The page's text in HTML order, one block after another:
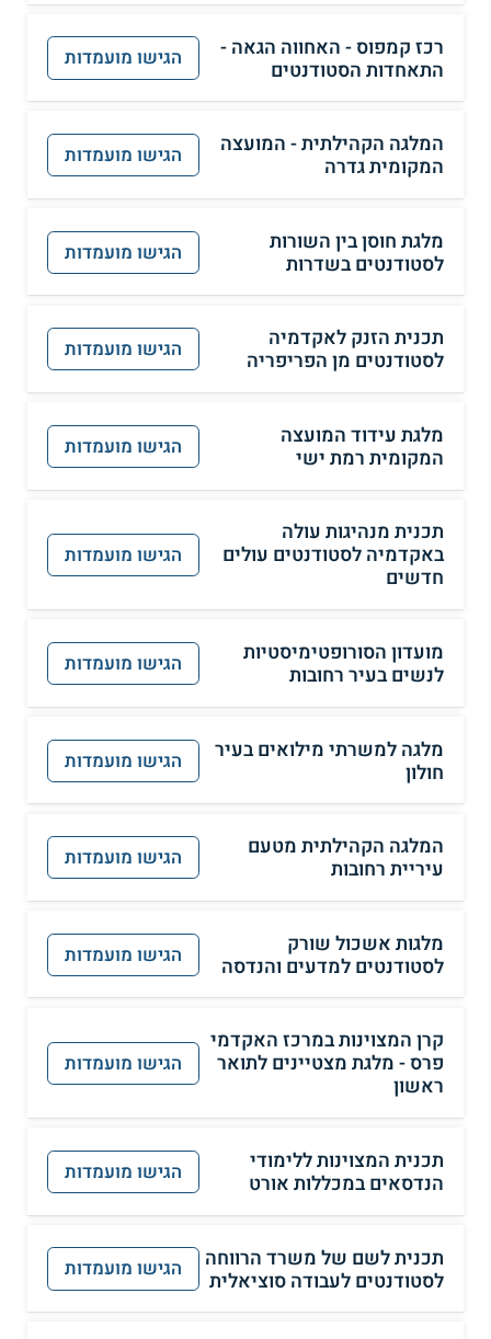
רכז קמפוס - האחווה הגאה -
התאחדות הסטודנטים
הגישו מועמדות
המלגה הקהילתית - המועצה
המקומית גדרה
הגישו מועמדות
מלגת חוסן בין השורות
לסטודנטים בשדרות
הגישו מועמדות
תכנית הזנק לאקדמיה
לסטודנטים מן הפריפריה
הגישו מועמדות
מלגת עידוד המועצה
המקומית רמת ישי
הגישו מועמדות
תכנית מנהיגות עולה
באקדמיה לסטודנטים עולים
חדשים
הגישו מועמדות
מועדון הסורופטימיסטיות
לנשים בעיר רחובות
הגישו מועמדות
מלגה למשרתי מילואים בעיר
חולון
הגישו מועמדות
המלגה הקהילתית מטעם
עיריית רחובות
הגישו מועמדות
מלגות אשכול שורק
לסטודנטים למדעים והנדסה
הגישו מועמדות
קרן המצוינות במרכז האקדמי
פרס - מלגת מצטיינים לתואר
ראשון
הגישו מועמדות
תכנית המצוינות ללימודי
הנדסאים במכללות אורט
הגישו מועמדות
תכנית לשם של משרד הרווחה
לסטודנטים לעבודה סוציאלית
הגישו מועמדות